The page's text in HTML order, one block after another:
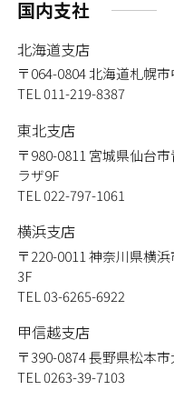
国内支社
北海道支店
〒064-0804北海道札幌市
TEL 011-219-8387
東北支店
〒980-0811 宮城県仙台
ラザ9F
TEL 022-797-1061
横浜支店
〒220-0011 神奈川県横
3F
TEL 03-6265-6922
甲信越支店
〒390-0874長野県松本市
TEL 0263-39-7103